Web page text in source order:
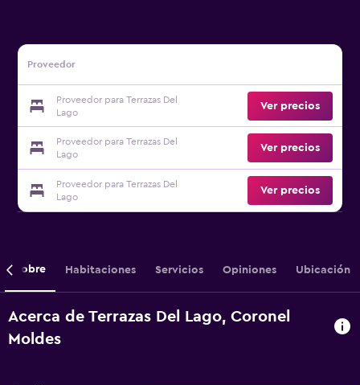
Proveedor
Proveedor para Terrazas Del
Lago
Ver precios
Proveedor para Terrazas Del
Lago
Ver precios
Proveedor para Terrazas Del
Lago
Ver precios
Sobre Habitaciones Servicios Opiniones Ubicación
Acerca de Terrazas Del Lago, Coronel
Moldes